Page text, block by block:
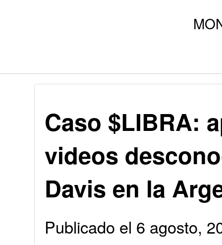
Caso $LIBRA:
videos
Davis en la
Publicado el 6 agosto,